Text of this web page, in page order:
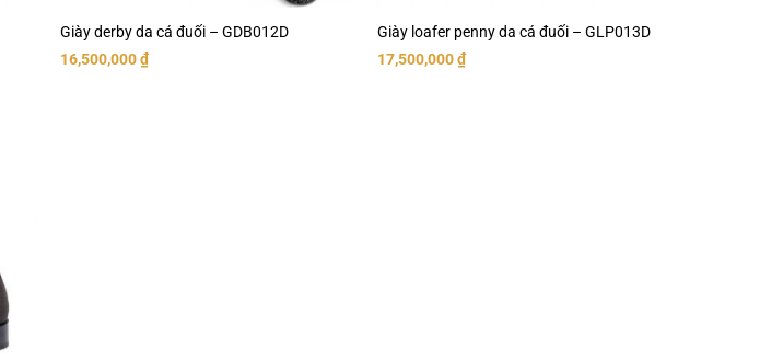
Giày derby da cá đuối – GDB012D
16,500,000₫
Giày loafer penny da cá đuối – GLP013D
17,500,000₫